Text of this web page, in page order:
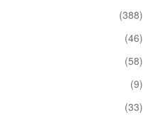
(388)
(46)
(58)
(9)
(33)